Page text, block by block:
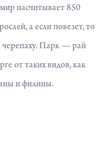
насчитывает 850
а если повезет, то
черепаху. Парк — рай
от таких видов, как
и филины.